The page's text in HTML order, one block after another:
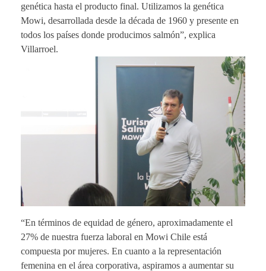
genética hasta el producto final. Utilizamos la genética
Mowi, desarrollada desde la década de 1960 y presente en
todos los países donde producimos salmón”, explica
Villarroel.
“En términos de equidad de género, aproximadamente el
27% de nuestra fuerza laboral en Mowi Chile está
compuesta por mujeres. En cuanto a la representación
femenina en el área corporativa, aspiramos a aumentar su